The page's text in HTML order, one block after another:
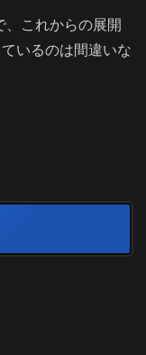
これからの展開
いるのは間違いな